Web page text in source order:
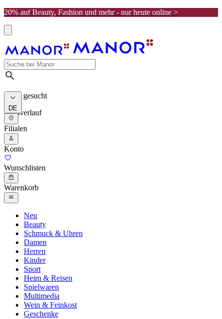
20% auf Beauty, Fashion und mehr - nur heute online >
Meist gesucht
Suchverlauf
DE
Filialen
Konto
Wunschlisten
Warenkorb
Neu
Beauty
Schmuck & Uhren
Damen
Herren
Kinder
Sport
Heim & Reisen
Spielwaren
Multimedia
Wein & Feinkost
Geschenke